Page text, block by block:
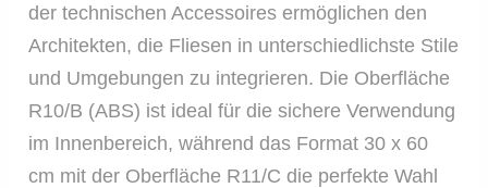
der technischen Accessoires ermöglichen den
Architekten, die Fliesen in unterschiedlichste Stile
und Umgebungen zu integrieren. Die Oberfläche
R10/B (ABS) ist ideal für die sichere Verwendung
im Innenbereich, während das Format 30 x 60
cm mit der Oberfläche R11/C die perfekte Wahl